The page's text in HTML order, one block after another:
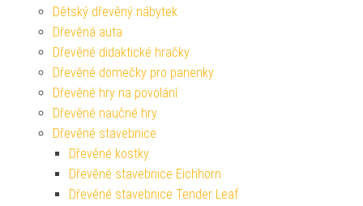
Dětský dřevěný nábytek
Dřevěná auta
Dřevěné didaktické hračky
Dřevěné domečky pro panenky
Dřevěné hry na povolání
Dřevěné naučné hry
Dřevěné stavebnice
Dřevěné kostky
Dřevěné stavebnice Eichhorn
Dřevěné stavebnice Tender Leaf